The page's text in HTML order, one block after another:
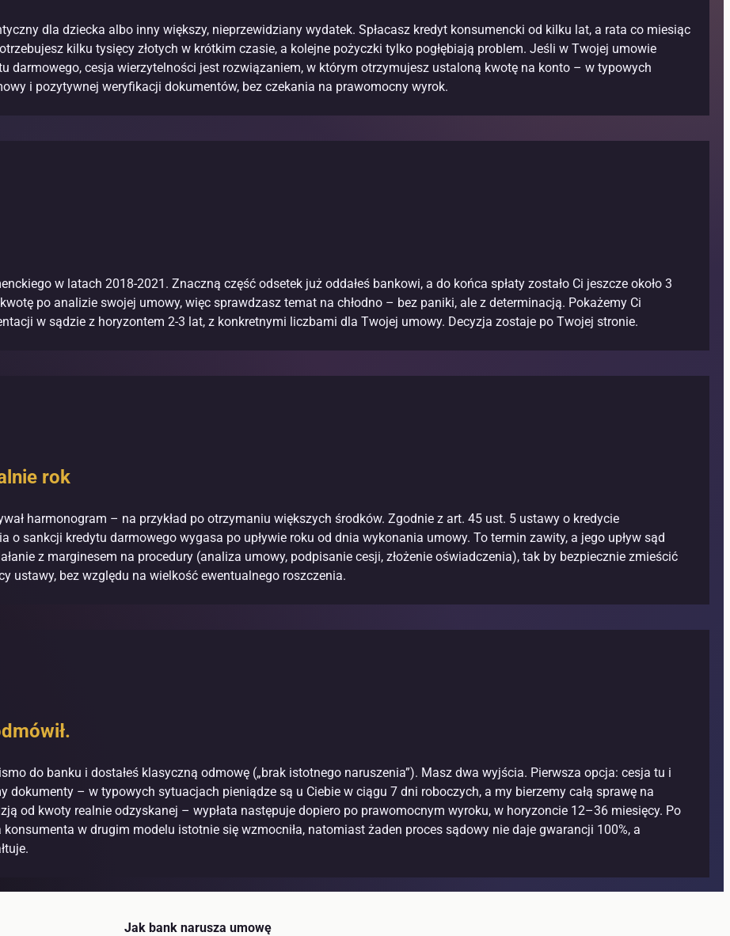
dla dziecka albo inny większy, nieprzewidziany wydatek. Spłacasz kredyt konsumencki od kilku lat, a rata co miesiąc
kilku tysięcy złotych w krótkim czasie, a kolejne pożyczki tylko pogłębiają problem. Jeśli w Twojej umowie
darmowego, cesja wierzytelności jest rozwiązaniem, w którym otrzymujesz ustaloną kwotę na konto – w typowych
i pozytywnej weryfikacji dokumentów, bez czekania na prawomocny wyrok.
w latach 2018-2021. Znaczną część odsetek już oddałeś bankowi, a do końca spłaty zostało Ci jeszcze około 3
po analizie swojej umowy, więc sprawdzasz temat na chłodno – bez paniki, ale z determinacją. Pokażemy Ci
w sądzie z horyzontem 2-3 lat, z konkretnymi liczbami dla Twojej umowy. Decyzja zostaje po Twojej stronie.
rok
harmonogram – na przykład po otrzymaniu większych środków. Zgodnie z art. 45 ust. 5 ustawy o kredycie
o sankcji kredytu darmowego wygasa po upływie roku od dnia wykonania umowy. To termin zawity, a jego upływ sąd
z marginesem na procedury (analiza umowy, podpisanie cesji, złożenie oświadczenia), tak by bezpiecznie zmieścić
ustawy, bez względu na wielkość ewentualnego roszczenia.
do banku i dostałeś klasyczną odmowę („brak istotnego naruszenia”). Masz dwa wyjścia. Pierwsza opcja: cesja tu i
dokumenty – w typowych sytuacjach pieniądze są u Ciebie w ciągu 7 dni roboczych, a my bierzemy całą sprawę na
od kwoty realnie odzyskanej – wypłata następuje dopiero po prawomocnym wyroku, w horyzoncie 12–36 miesięcy. Po
w drugim modelu istotnie się wzmocniła, natomiast żaden proces sądowy nie daje gwarancji 100%, a
Jak bank narusza umowę